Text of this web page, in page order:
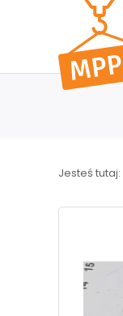
do menu
głównego
Jesteś tutaj: